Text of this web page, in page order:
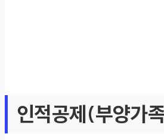
인적공제(부양가